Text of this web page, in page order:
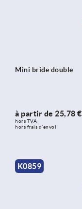
Mini bride double
à partir de 25,78 €
hors TVA
hors frais d’envoi
K0859